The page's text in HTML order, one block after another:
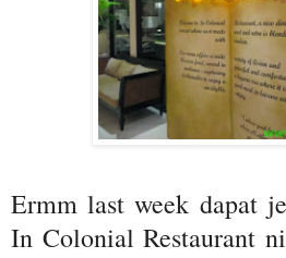
Ermm last week dapat
In Colonial Restaurant